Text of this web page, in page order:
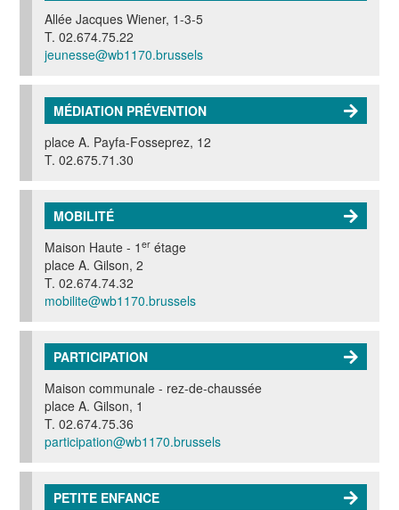
Allée Jacques Wiener, 1-3-5
T. 02.674.75.22
jeunesse@wb1170.brussels
MÉDIATION PRÉVENTION
place A. Payfa-Fosseprez, 12
T. 02.675.71.30
MOBILITÉ
Maison Haute - 1er étage
place A. Gilson, 2
T. 02.674.74.32
mobilite@wb1170.brussels
PARTICIPATION
Maison communale - rez-de-chaussée
place A. Gilson, 1
T. 02.674.75.36
participation@wb1170.brussels
PETITE ENFANCE